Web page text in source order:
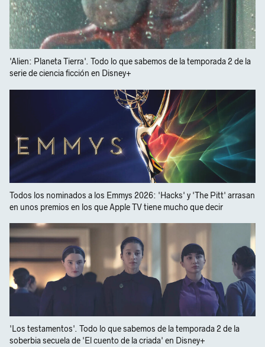
'Alien: Planeta Tierra'. Todo lo que sabemos de la temporada 2 de la
serie de ciencia ficción en Disney+
Todos los nominados a los Emmys 2026: 'Hacks' y 'The Pitt' arrasan
en unos premios en los que Apple TV tiene mucho que decir
'Los testamentos'. Todo lo que sabemos de la temporada 2 de la
soberbia secuela de 'El cuento de la criada' en Disney+